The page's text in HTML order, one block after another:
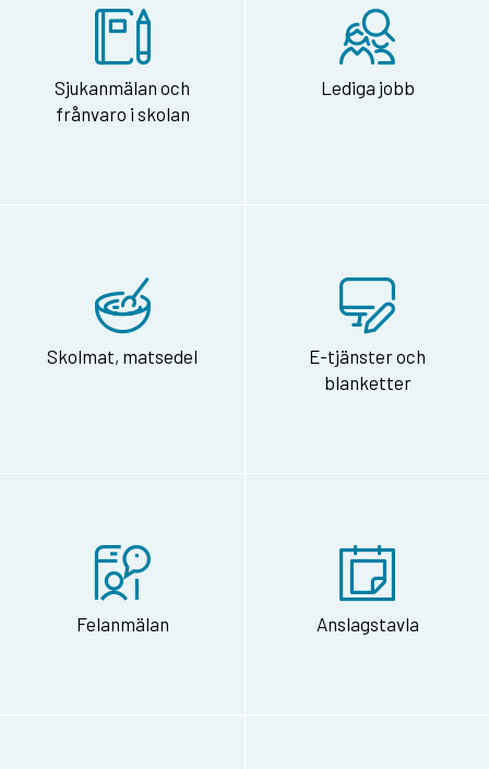
Sjukanmälan och
frånvaro i skolan
Lediga jobb
Skolmat, matsedel
E-tjänster och
blanketter
Felanmälan Anslagstavla